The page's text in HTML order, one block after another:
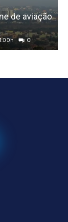
de aviação
0